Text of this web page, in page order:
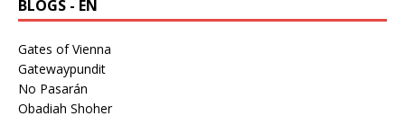
BLOGS - EN
Gates of Vienna
Gatewaypundit
No Pasarán
Obadiah Shoher